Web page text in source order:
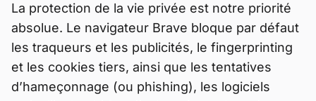
La protection de la vie privée est notre priorité
absolue. Le navigateur Brave bloque par défaut
les traqueurs et les publicités, le fingerprinting
et les cookies tiers, ainsi que les tentatives
d’hameçonnage (ou phishing), les logiciels